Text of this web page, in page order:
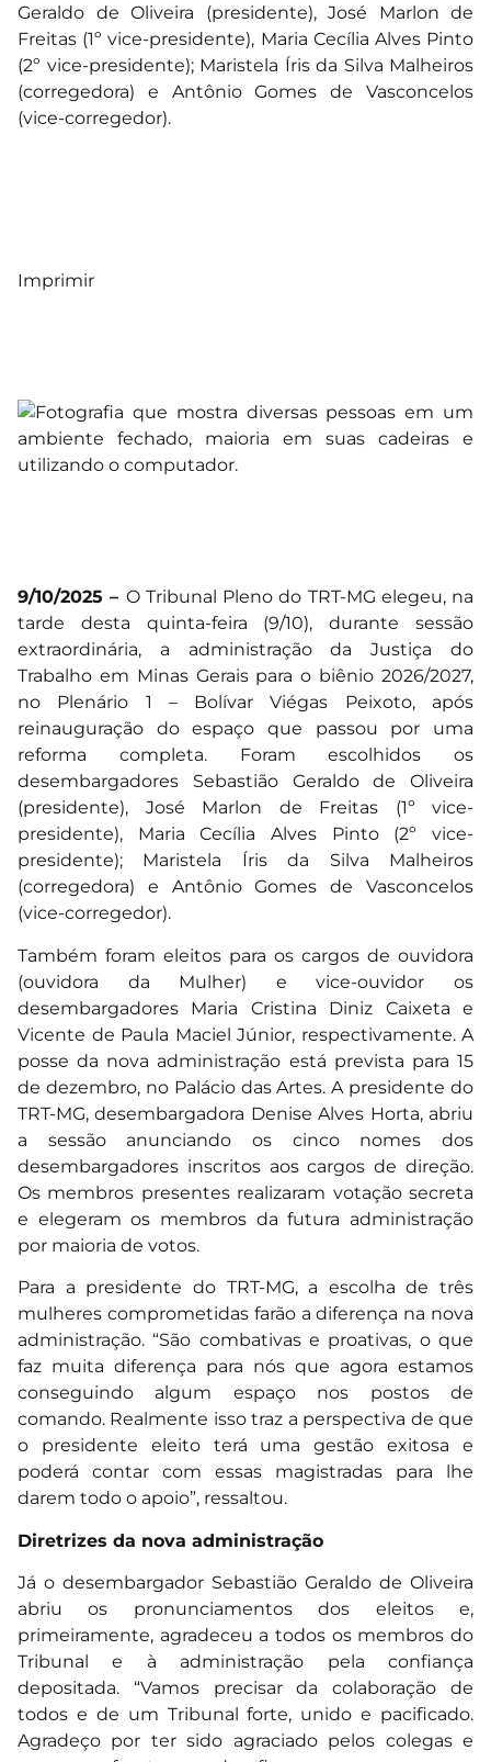
Geraldo de Oliveira (presidente), José Marlon de
Freitas (1º vice-presidente), Maria Cecília Alves Pinto
(2º vice-presidente); Maristela Íris da Silva Malheiros
(corregedora) e Antônio Gomes de Vasconcelos
(vice-corregedor).
Imprimir
9/10/2025 – O Tribunal Pleno do TRT-MG elegeu, na
tarde desta quinta-feira (9/10), durante sessão
extraordinária, a administração da Justiça do
Trabalho em Minas Gerais para o biênio 2026/2027,
no Plenário 1 – Bolívar Viégas Peixoto, após
reinauguração do espaço que passou por uma
reforma completa. Foram escolhidos os
desembargadores Sebastião Geraldo de Oliveira
(presidente), José Marlon de Freitas (1º vice-
presidente), Maria Cecília Alves Pinto (2º vice-
presidente); Maristela Íris da Silva Malheiros
(corregedora) e Antônio Gomes de Vasconcelos
(vice-corregedor).
Também foram eleitos para os cargos de ouvidora
(ouvidora da Mulher) e vice-ouvidor os
desembargadores Maria Cristina Diniz Caixeta e
Vicente de Paula Maciel Júnior, respectivamente. A
posse da nova administração está prevista para 15
de dezembro, no Palácio das Artes. A presidente do
TRT-MG, desembargadora Denise Alves Horta, abriu
a sessão anunciando os cinco nomes dos
desembargadores inscritos aos cargos de direção.
Os membros presentes realizaram votação secreta
e elegeram os membros da futura administração
por maioria de votos.
Para a presidente do TRT-MG, a escolha de três
mulheres comprometidas farão a diferença na nova
administração. “São combativas e proativas, o que
faz muita diferença para nós que agora estamos
conseguindo algum espaço nos postos de
comando. Realmente isso traz a perspectiva de que
o presidente eleito terá uma gestão exitosa e
poderá contar com essas magistradas para lhe
darem todo o apoio”, ressaltou.
Diretrizes da nova administração
Já o desembargador Sebastião Geraldo de Oliveira
abriu os pronunciamentos dos eleitos e,
primeiramente, agradeceu a todos os membros do
Tribunal e à administração pela confiança
depositada. “Vamos precisar da colaboração de
todos e de um Tribunal forte, unido e pacificado.
Agradeço por ter sido agraciado pelos colegas e